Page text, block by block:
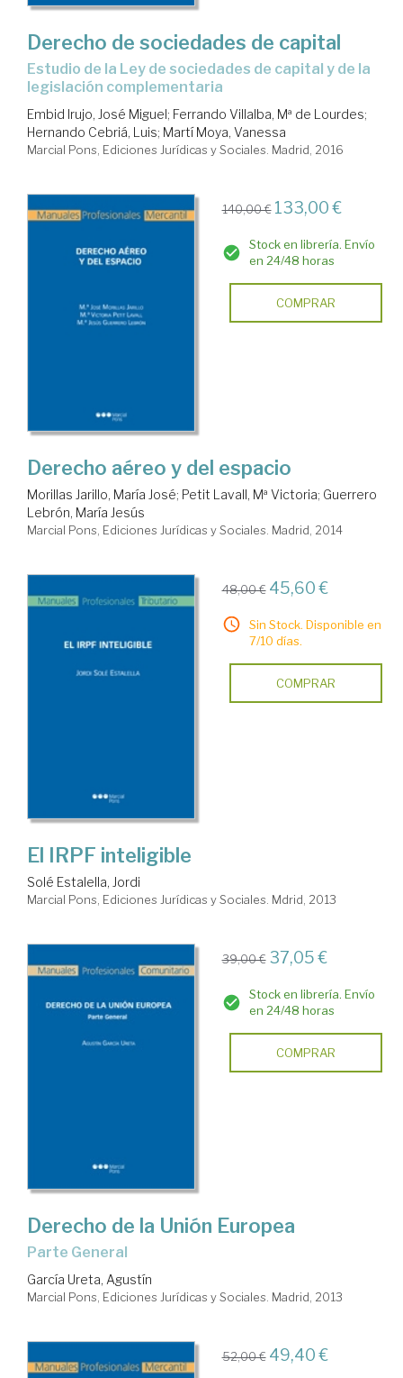
Derecho de sociedades de capital
Estudio de la Ley de sociedades de capital y de la
legislación complementaria
Embid Irujo, José Miguel; Ferrando Villalba, Mª de Lourdes;
Hernando Cebriá, Luis; Martí Moya, Vanessa
Marcial Pons, Ediciones Jurídicas y Sociales. Madrid, 2016
140,00 € 133,00 €
Stock en librería. Envío
en 24/48 horas
COMPRAR
Derecho aéreo y del espacio
Morillas Jarillo, María José; Petit Lavall, Mª Victoria; Guerrero
Lebrón, María Jesús
Marcial Pons, Ediciones Jurídicas y Sociales. Madrid, 2014
48,00 € 45,60 €
Sin Stock. Disponible en
7/10 días.
COMPRAR
El IRPF inteligible
Solé Estalella, Jordi
Marcial Pons, Ediciones Jurídicas y Sociales. Mdrid, 2013
39,00 € 37,05 €
Stock en librería. Envío
en 24/48 horas
COMPRAR
Derecho de la Unión Europea
Parte General
García Ureta, Agustín
Marcial Pons, Ediciones Jurídicas y Sociales. Madrid, 2013
52,00 € 49,40 €